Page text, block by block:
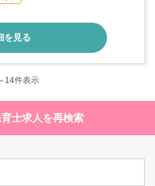
を見る
14件表示
士求人を再検索